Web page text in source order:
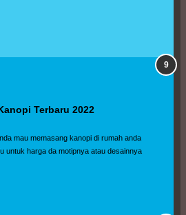
Terbaru 2022
kanopi di rumah anda
untuk harga da motipnya atau desainnya